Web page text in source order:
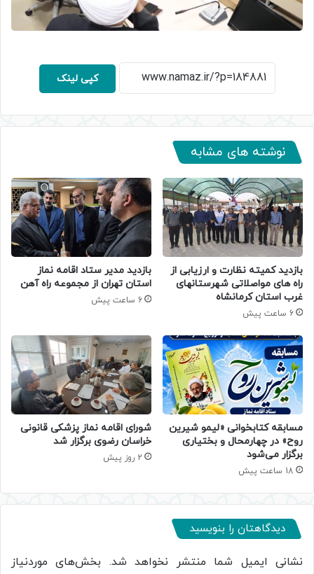
کپی لینک
نوشته های مشابه
بازدید کمیته نظارت و ارزیابی از
راه های مواصلاتی شهرستانهای
غرب استان کرمانشاه
6 ساعت پیش
بازدید مدیر ستاد اقامه نماز
استان تهران از مجموعه راه آهن
6 ساعت پیش
مسابقه کتابخوانی «لیمو شیرین
روح» در چهارمحال و بختیاری
برگزار می‌شود
18 ساعت پیش
شورای اقامه نماز پزشکی قانونی
خراسان رضوی برگزار شد
2 روز پیش
دیدگاهتان را بنویسید
نشانی ایمیل شما منتشر نخواهد شد. بخش‌های موردنیاز